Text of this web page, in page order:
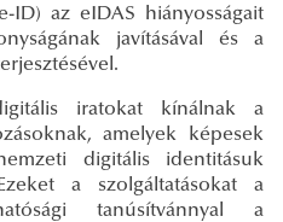
ID) az eIDAS hiányosságait
javításával és a
iratokat kínálnak a
amelyek képesek
digitális identitásuk
a szolgáltatásokat a
tanúsítvánnyal a